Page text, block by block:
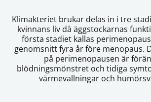
Klimakteriet brukar delas in i tre
kvinnans liv då äggstockarnas
första stadiet kallas
genomsnitt fyra år före menopaus.
på perimenopausen är
blödningsmönstret och tidiga
värmevallningar och